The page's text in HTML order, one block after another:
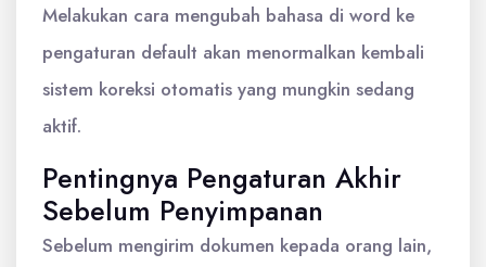
Melakukan cara mengubah bahasa di word ke
pengaturan default akan menormalkan kembali
sistem koreksi otomatis yang mungkin sedang
aktif.
Pentingnya Pengaturan Akhir
Sebelum Penyimpanan
Sebelum mengirim dokumen kepada orang lain,